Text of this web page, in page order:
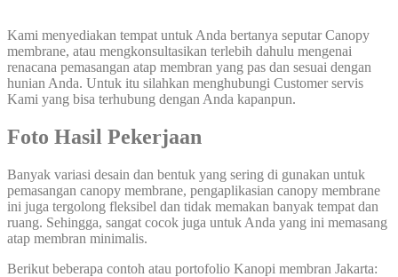
Kami menyediakan tempat untuk Anda bertanya seputar Canopy
membrane, atau mengkonsultasikan terlebih dahulu mengenai
renacana pemasangan atap membran yang pas dan sesuai dengan
hunian Anda. Untuk itu silahkan menghubungi Customer servis
Kami yang bisa terhubung dengan Anda kapanpun.
Foto Hasil Pekerjaan
Banyak variasi desain dan bentuk yang sering di gunakan untuk
pemasangan canopy membrane, pengaplikasian canopy membrane
ini juga tergolong fleksibel dan tidak memakan banyak tempat dan
ruang. Sehingga, sangat cocok juga untuk Anda yang ini memasang
atap membran minimalis.
Berikut beberapa contoh atau portofolio Kanopi membran Jakarta: